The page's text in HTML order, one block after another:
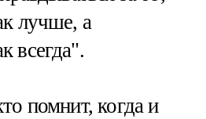
лучше, а
всегда".
помнит, когда и